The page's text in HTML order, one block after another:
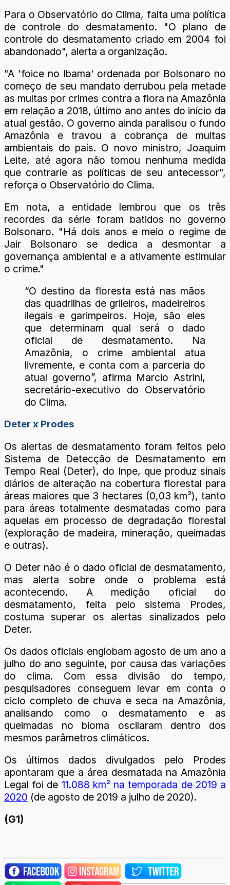
Para o Observatório do Clima, falta uma política
de controle do desmatamento. "O plano de
controle do desmatamento criado em 2004 foi
abandonado", alerta a organização.
"A 'foice no Ibama' ordenada por Bolsonaro no
começo de seu mandato derrubou pela metade
as multas por crimes contra a flora na Amazônia
em relação a 2018, último ano antes do início da
atual gestão. O governo ainda paralisou o fundo
Amazônia e travou a cobrança de multas
ambientais do país. O novo ministro, Joaquim
Leite, até agora não tomou nenhuma medida
que contrarie as políticas de seu antecessor",
reforça o Observatório do Clima.
Em nota, a entidade lembrou que os três
recordes da série foram batidos no governo
Bolsonaro. "Há dois anos e meio o regime de
Jair Bolsonaro se dedica a desmontar a
governança ambiental e a ativamente estimular
o crime."
“O destino da floresta está nas mãos
das quadrilhas de grileiros, madeireiros
ilegais e garimpeiros. Hoje, são eles
que determinam qual será o dado
oficial de desmatamento. Na
Amazônia, o crime ambiental atua
livremente, e conta com a parceria do
atual governo”, afirma Marcio Astrini,
secretário-executivo do Observatório
do Clima.
Deter x Prodes
Os alertas de desmatamento foram feitos pelo
Sistema de Detecção de Desmatamento em
Tempo Real (Deter), do Inpe, que produz sinais
diários de alteração na cobertura florestal para
áreas maiores que 3 hectares (0,03 km²), tanto
para áreas totalmente desmatadas como para
aquelas em processo de degradação florestal
(exploração de madeira, mineração, queimadas
e outras).
O Deter não é o dado oficial de desmatamento,
mas alerta sobre onde o problema está
acontecendo. A medição oficial do
desmatamento, feita pelo sistema Prodes,
costuma superar os alertas sinalizados pelo
Deter.
Os dados oficiais englobam agosto de um ano a
julho do ano seguinte, por causa das variações
do clima. Com essa divisão do tempo,
pesquisadores conseguem levar em conta o
ciclo completo de chuva e seca na Amazônia,
analisando como o desmatamento e as
queimadas no bioma oscilaram dentro dos
mesmos parâmetros climáticos.
Os últimos dados divulgados pelo Prodes
apontaram que a área desmatada na Amazônia
Legal foi de 11.088 km² na temporada de 2019 a
2020 (de agosto de 2019 a julho de 2020).
(G1)